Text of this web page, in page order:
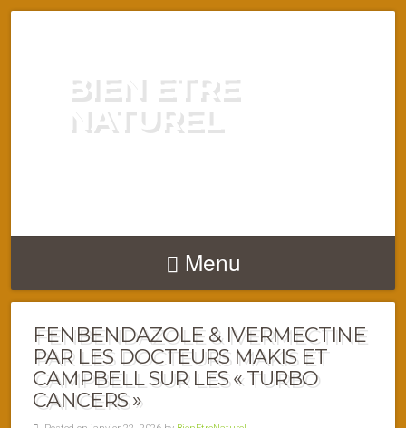
BIEN ETRE
NATUREL
Menu
FENBENDAZOLE & IVERMECTINE
PAR LES DOCTEURS MAKIS ET
CAMPBELL SUR LES « TURBO
CANCERS »